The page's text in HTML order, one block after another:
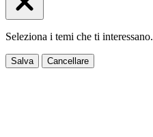
Seleziona i temi che ti interessano.
Salva Cancellare